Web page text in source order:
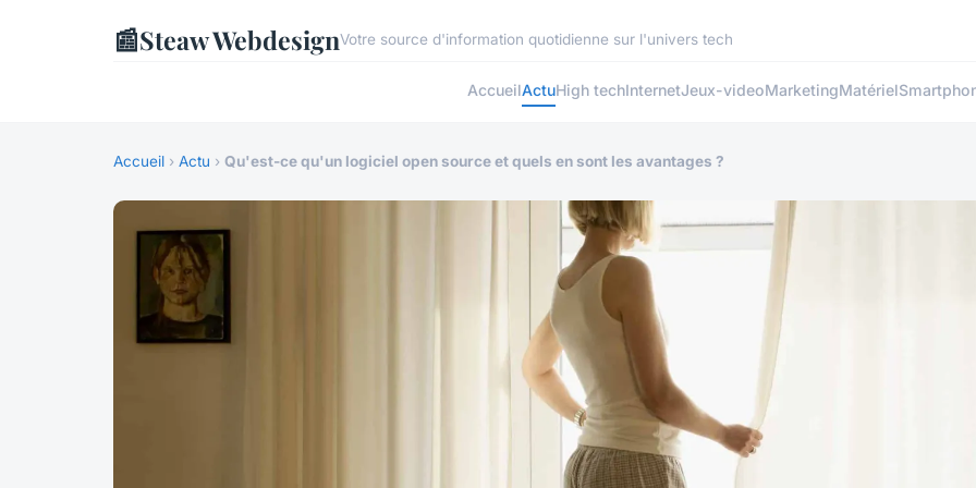
📰Steaw WebdesignVotre source d'information quotidienne sur l'univers tech
AccueilActuHigh techInternetJeux-videoMarketingMatériel
Accueil › Actu › Qu'est-ce qu'un logiciel open source et quels en sont les avantages ?